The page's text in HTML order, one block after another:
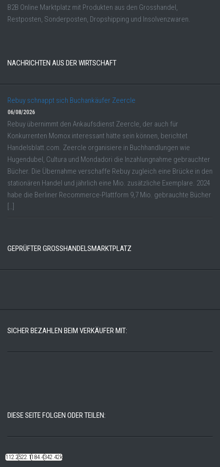
B2B Online Marktplatz mit Produkten aus den Grosshandel,
Restposten, Sonderposten, Dropshipping und Insolvenzwaren.
NACHRICHTEN AUS DER WIRTSCHAFT
Rebuy schnappt sich Buchankäufer Zeercle
06/08/2026
Rebuy übernimmt den Ankaufsdienst Zeercle, der auch für
Konkurrenten Momox interessant hätte sein können, berichtet
Handelsblatt.com. Zeercle organisiere in Buchhandlungen wie
Hugendubel, Cultura und Mondadori die Inzahlungnahme gebrauchter
Bücher. Die Übernahme verschaffe Rebuy zugleich eine Brücke in den
stationären Handel und jährlich eine Mio. zusätzliche Exemplare. 2024
habe die Berliner Recommerce-Plattform 9,7 Mio. gebrauchte Bücher
[…]
GEPRÜFTER GROSSHANDELSMARKTPLATZ
SICHER BEZAHLEN BEIM VERKÄUFER MIT:
DIESE SEITE FOLGEN ODER TEILEN:
112.22k522.14k184.48k342.42k